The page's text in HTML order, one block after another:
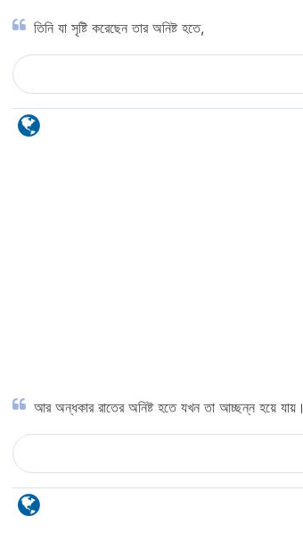
তিনি যা সৃষ্টি করেছেন তার অনিষ্ট হতে,
আর অন্ধকার রাতের অনিষ্ট হতে যখন তা আচ্ছন্ন হয়ে যায়।